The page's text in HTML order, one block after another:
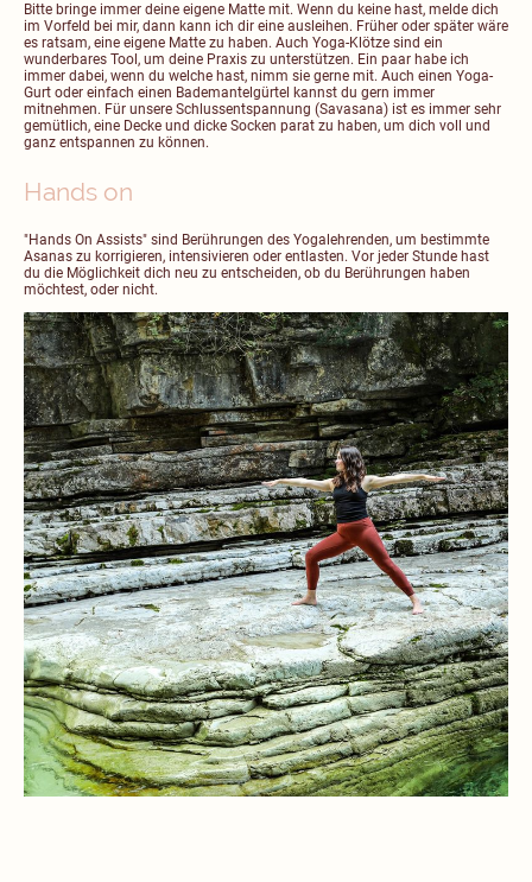
Bitte bringe immer deine eigene Matte mit. Wenn du keine hast, melde dich
im Vorfeld bei mir, dann kann ich dir eine ausleihen. Früher oder später wäre
es ratsam, eine eigene Matte zu haben. Auch Yoga-Klötze sind ein
wunderbares Tool, um deine Praxis zu unterstützen. Ein paar habe ich
immer dabei, wenn du welche hast, nimm sie gerne mit. Auch einen Yoga-
Gurt oder einfach einen Bademantelgürtel kannst du gern immer
mitnehmen. Für unsere Schlussentspannung (Savasana) ist es immer sehr
gemütlich, eine Decke und dicke Socken parat zu haben, um dich voll und
ganz entspannen zu können.
Hands on
"Hands On Assists" sind Berührungen des Yogalehrenden, um bestimmte
Asanas zu korrigieren, intensivieren oder entlasten. Vor jeder Stunde hast
du die Möglichkeit dich neu zu entscheiden, ob du Berührungen haben
möchtest, oder nicht.